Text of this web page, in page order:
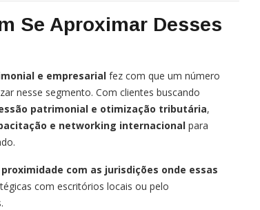
Se Aproximar Desses
e empresarial fez com que um número
nesse segmento. Com clientes buscando
patrimonial e otimização tributária,
e networking internacional para
com as jurisdições onde essas
com escritórios locais ou pelo